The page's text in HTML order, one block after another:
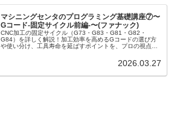
マシニングセンタのプログラミング基礎講座⑦〜
Gコード-固定サイクル前編-〜(ファナック)
CNC加工の固定サイクル（G73・G83・G81・G82・
G84）を詳しく解説！加工効率を高めるGコードの選び方
や使い分け、工具寿命を延ばすポイントを、プロの視点も
2026.03.27